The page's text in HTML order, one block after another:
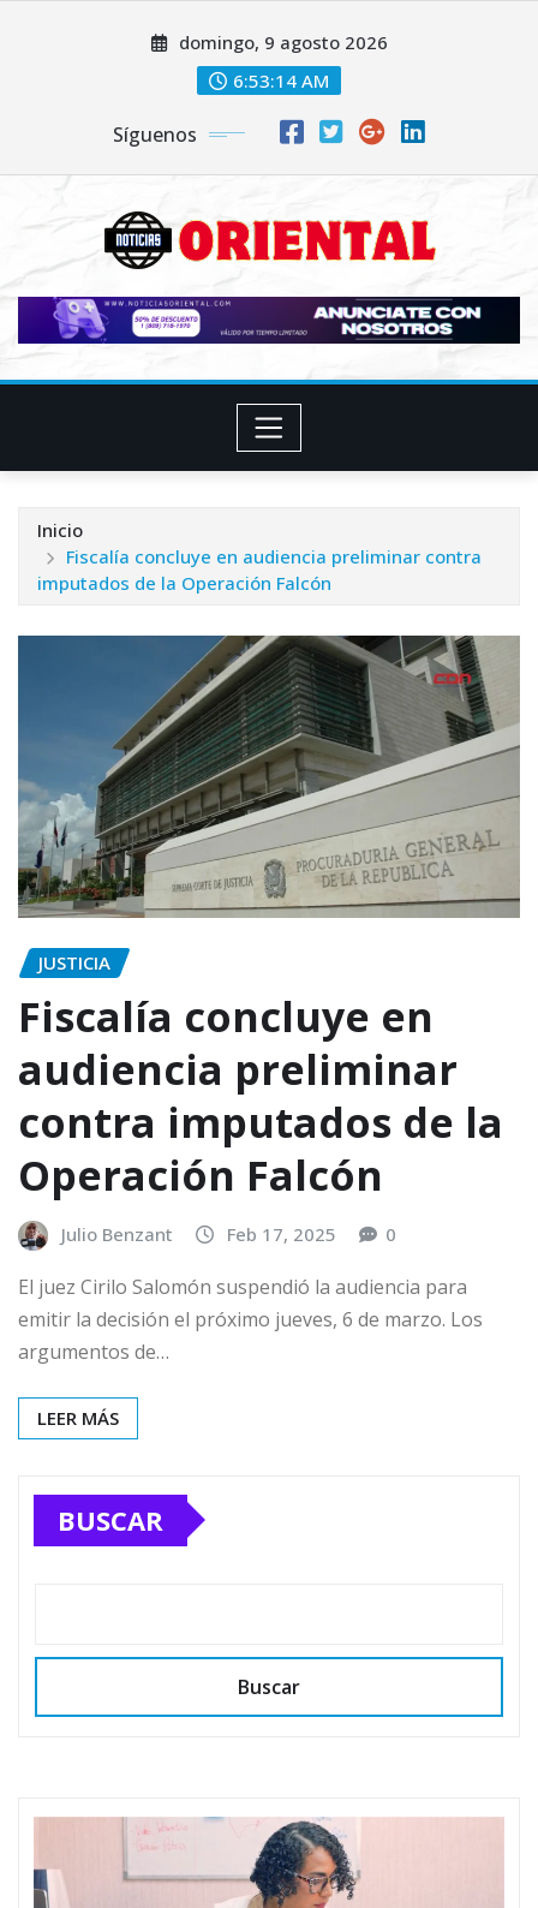
domingo, 9 agosto 2026
6:53:15 AM
Síguenos
Inicio
Fiscalía concluye en audiencia preliminar contra
imputados de la Operación Falcón
JUSTICIA
Fiscalía concluye en
audiencia preliminar
contra imputados de la
Operación Falcón
Julio Benzant Feb 17, 2025 0
El juez Cirilo Salomón suspendió la audiencia para
emitir la decisión el próximo jueves, 6 de marzo. Los
argumentos de…
LEER MÁS
BUSCAR
Buscar